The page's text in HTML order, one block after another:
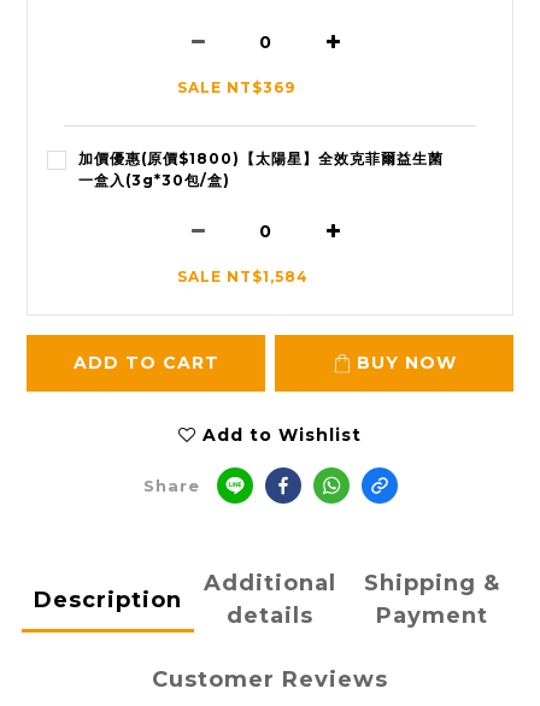
SALE NT$369
加價優惠(原價$1800)【太陽星】全效克菲爾益生菌
一盒入(3g*30包/盒)
SALE NT$1,584
ADD TO CART BUY NOW
Add to Wishlist
Share
Description
Additional
details
Shipping &
Payment
Customer Reviews